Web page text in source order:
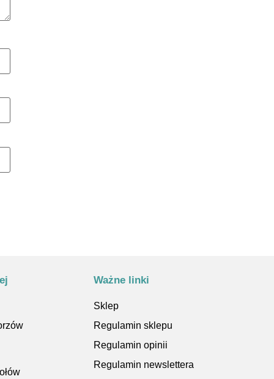
Ważne linki
Sklep
Regulamin sklepu
Regulamin opinii
Regulamin newslettera